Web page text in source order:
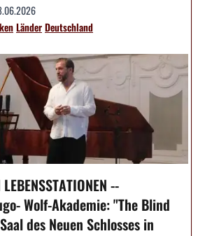
LänderDeutschland
--
Wolf-Akademie: "The Blind
des Neuen Schlosses in